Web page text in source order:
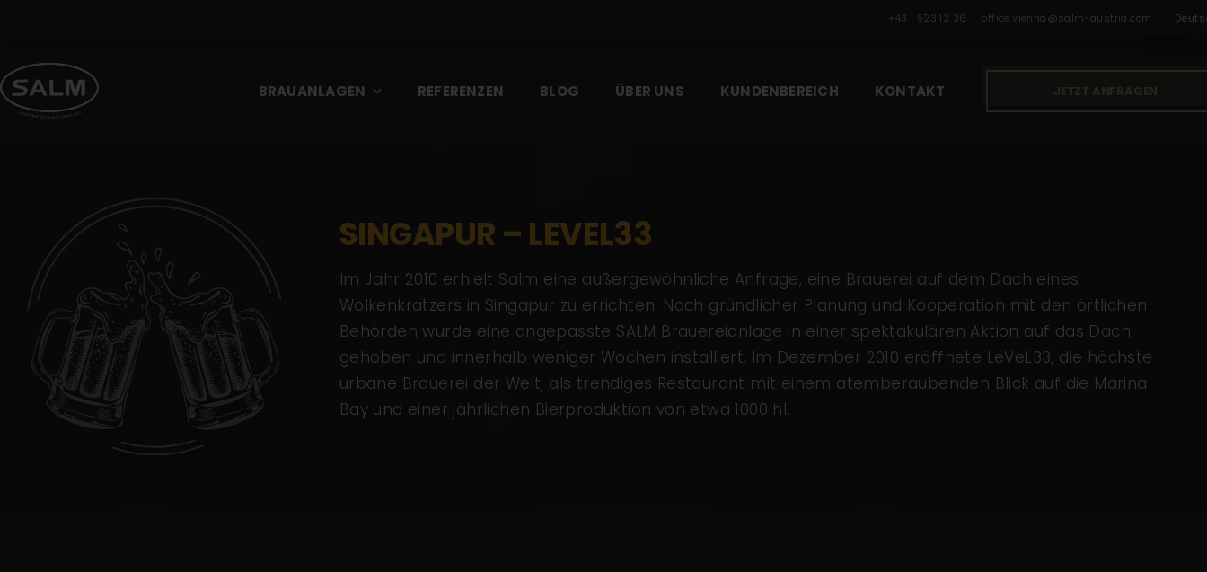
content
+43 1 523 12 36 office.vienna@salm-austria.com
BRAUANLAGEN REFERENZEN BLOG ÜBER UNS KUNDENBEREICH KONTAKT JETZT ANFRAGEN
SINGAPUR – LEVEL33
Im Jahr 2010 erhielt Salm eine außergewöhnliche Anfrage, eine Brauerei auf dem Dach eines
Wolkenkratzers in Singapur zu errichten. Nach gründlicher Planung und Kooperation mit den örtlichen
Behörden wurde eine angepasste SALM Brauereianlage in einer spektakulären Aktion auf das Dach
gehoben und innerhalb weniger Wochen installiert. Im Dezember 2010 eröffnete LeVeL33, die höchste
urbane Brauerei der Welt, als trendiges Restaurant mit einem atemberaubenden Blick auf die Marina
Bay und einer jährlichen Bierproduktion von etwa 1000 hl.